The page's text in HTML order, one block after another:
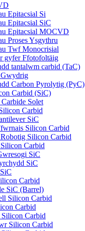
Epitacsial Si
Epitacsial SiC
Epitacsial MOCVD
Proses Ysgythru
Twf Monocrisial
gyfer Ffotofoltäig
tantalwm carbid (TaC)
Carbon Pyrolytig (PyC)
Carbid (SiC)
Solet
Carbid
SiC
Silicon Carbid
Silicon Carbid
Carbid
SiC
SiC
Carbid
SiC (Barrel)
Silicon Carbid
Carbid
Silicon Carbid
Silicon Carbid